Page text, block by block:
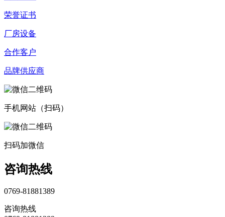
荣誉证书
厂房设备
合作客户
品牌供应商
手机网站（扫码）
扫码加微信
咨询热线
0769-81881389
咨询热线